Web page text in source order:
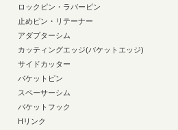
ロックピン・ラバーピン
止めピン・リテーナー
アダプターシム
カッティングエッジ(バケットエッジ)
サイドカッター
バケットピン
スペーサーシム
バケットフック
Hリンク